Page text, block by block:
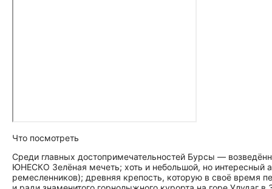
Что посмотреть
Среди главных до­сто­при­ме­ча­тель­но­стей Бурсы —
ЮНЕСКО Зелёная мечеть; хоть и небольшой, но интересный
ремесленников); древняя крепость, которую в своё время